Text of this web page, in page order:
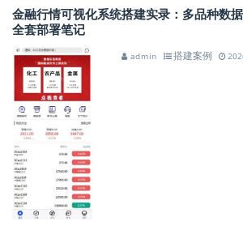
金融行情可视化系统搭建实录：多品种数
全套部署笔记
admin 搭建案例